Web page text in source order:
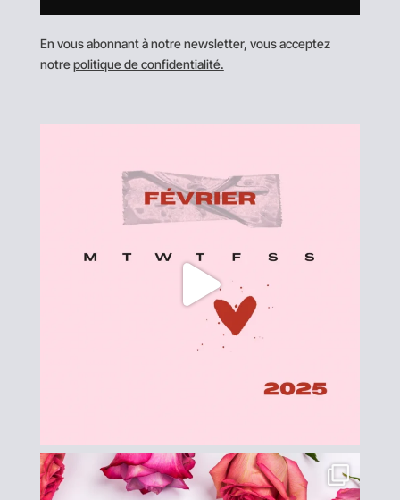
En vous abonnant à notre newsletter, vous acceptez
notrepolitique de confidentialité.